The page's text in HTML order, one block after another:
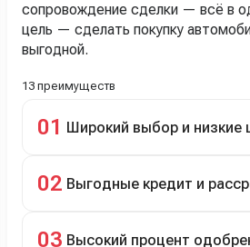
сопровождение сделки — всё в
цель — сделать покупку
выгодной.
13 преимуществ
01 Широкий выбор и низкие
подержанные авто.
02 Выгодные кредит и
рассрочка 0% на 2 года при
03 Высокий процент